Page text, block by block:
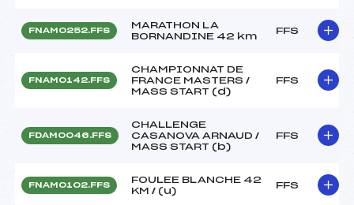
FNAM0252.FFS
MARATHON LA
BORNANDINE 42 km
FFS
FNAM0142.FFS
CHAMPIONNAT DE
FRANCE MASTERS /
MASS START (d)
FFS
FDAM0046.FFS
CHALLENGE
CASANOVA ARNAUD /
MASS START (b)
FFS
FNAM0102.FFS
FOULEE BLANCHE 42
KM / (u)
FFS